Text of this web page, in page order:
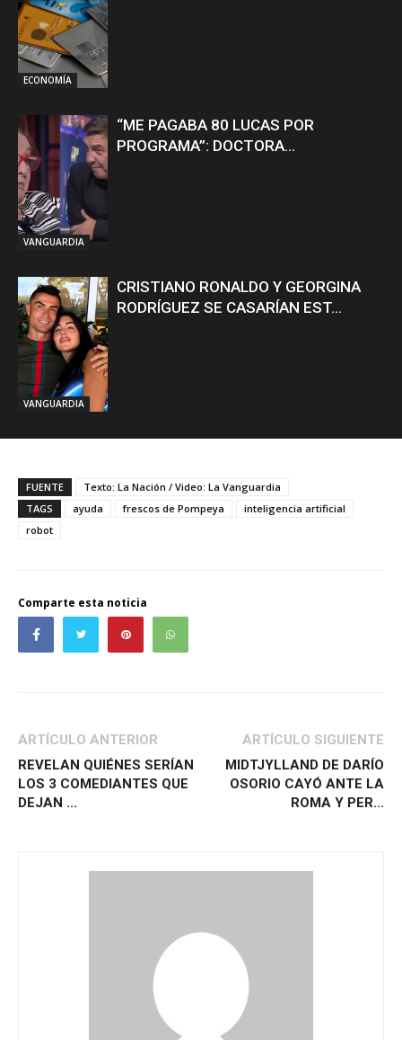
ECONOMÍA
VANGUARDIA
“ME PAGABA 80 LUCAS POR
PROGRAMA”: DOCTORA...
VANGUARDIA
CRISTIANO RONALDO Y GEORGINA
RODRÍGUEZ SE CASARÍAN EST...
FUENTE
Texto: La Nación / Video: La Vanguardia
TAGS
ayuda frescos de Pompeya
inteligencia artificial
robot
Comparte esta noticia
ARTÍCULO ANTERIOR
REVELAN QUIÉNES SERÍAN
LOS 3 COMEDIANTES QUE
DEJAN ...
ARTÍCULO SIGUIENTE
MIDTJYLLAND DE DARÍO
OSORIO CAYÓ ANTE LA
ROMA Y PER...